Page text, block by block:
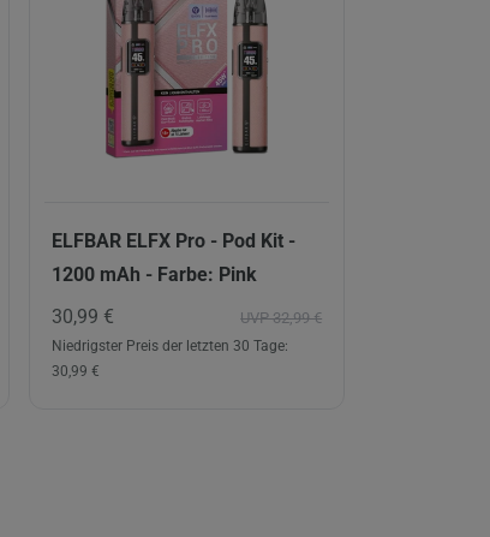
ELFBAR ELFX Pro - Pod Kit -
1200 mAh - Farbe: Pink
UVP 32,99 €
30,99 €
Niedrigster Preis der letzten 30 Tage:
30,99 €